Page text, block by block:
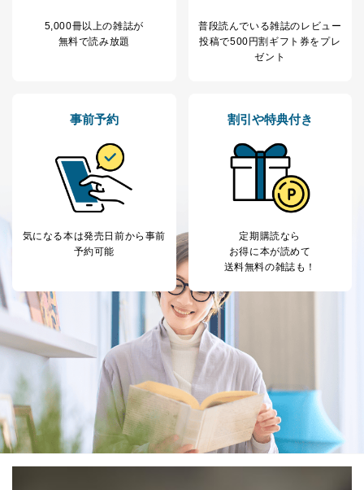
の個人情報
ー等にて公表する利用目的達成の
※上記の利用目的のうちNo.1～5については保有個人デ
各SNS運営会社様にご請求いただきますようお願い致し
３．個人情報の第三者提供について
当社は、取得した個人情報を適切に管理し､あらかじめ
本人の同意を得ることなく第三者に提供することはあり
ません。ただし、次の場合は除きます。
法令に基づく場合
人の生命､身体または財産の保護のために必要がある
場合であって、本人の同意を得ることが困難であると
公衆衛生の向上または児童の健全な育成の推進のため
に特に必要がある場合であって、本人の同意を得るこ
とが困難である場合。
国の機関もしくは地方公共団体またはその委託を受け
た者が法令の定める事務を遂行することに対して協力
する必要がある場合であって、本人の同意を得ること
により当該事務の遂行に支障を及ぼすおそれがあると
上記２．の利用目的を実施するために守秘義務を結ん
だ企業に、業務の一部として個人情報の取扱いを委
託・提供する場合、その業務に必要な範囲で委託・提
5,000冊以上の雑誌が
無料で読み放題
普段読んでいる雑誌のレビュー
投稿で500円割ギフト券をプレ
ゼント
事前予約
気になる本は発売日前から事前
予約可能
割引や特典付き
定期購読なら
お得に本が読めて
送料無料の雑誌も！